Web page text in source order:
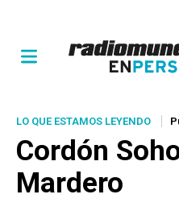
LO QUE ESTAMOS LEYENDO
Cordón
Mardero